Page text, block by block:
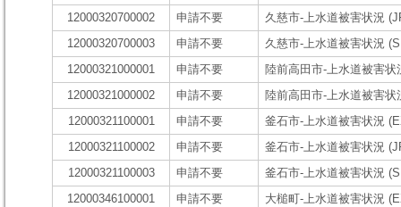
12000320700002
申請不要
久慈市-上水道被害状況
12000320700003
申請不要
久慈市-上水道被害状況
12000321000001
申請不要
陸前高田市-上水道被害状
12000321000002
申請不要
陸前高田市-上水道被害状
12000321100001
申請不要
釜石市-上水道被害状況
12000321100002
申請不要
釜石市-上水道被害状況
12000321100003
申請不要
釜石市-上水道被害状況
12000346100001
申請不要
大槌町-上水道被害状況